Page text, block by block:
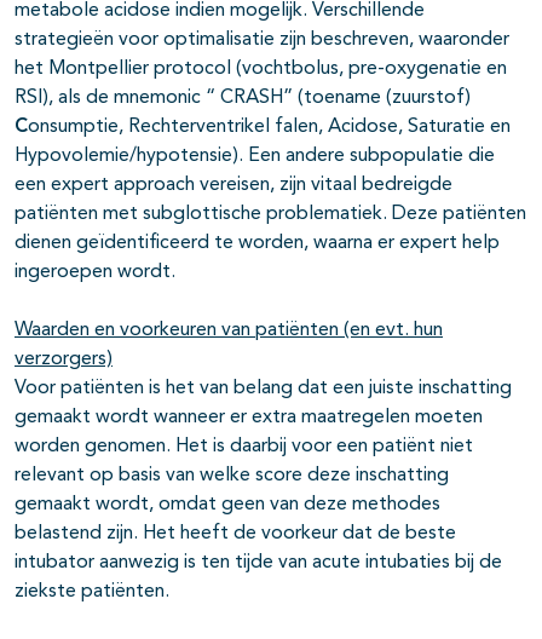
metabole acidose indien mogelijk. Verschillende
strategieën voor optimalisatie zijn beschreven, waaronder
het Montpellier protocol (vochtbolus, pre-oxygenatie en
RSI), als de mnemonic “ CRASH” (toename (zuurstof)
Consumptie, Rechterventrikel falen, Acidose, Saturatie en
Hypovolemie/hypotensie). Een andere subpopulatie die
een expert approach vereisen, zijn vitaal bedreigde
patiënten met subglottische problematiek. Deze patiënten
dienen geïdentificeerd te worden, waarna er expert help
ingeroepen wordt.
Waarden en voorkeuren van patiënten (en evt. hun
verzorgers)
Voor patiënten is het van belang dat een juiste inschatting
gemaakt wordt wanneer er extra maatregelen moeten
worden genomen. Het is daarbij voor een patiënt niet
relevant op basis van welke score deze inschatting
gemaakt wordt, omdat geen van deze methodes
belastend zijn. Het heeft de voorkeur dat de beste
intubator aanwezig is ten tijde van acute intubaties bij de
ziekste patiënten.